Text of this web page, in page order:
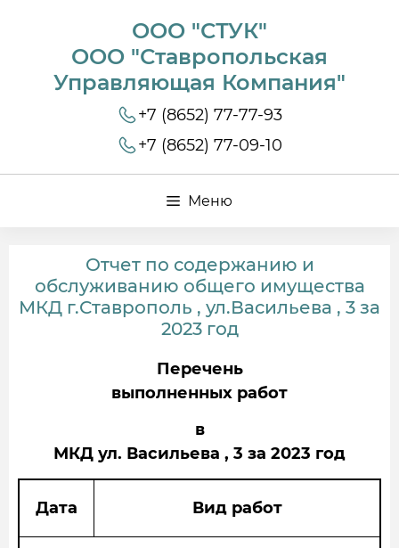
ООО "СТУК"
ООО "Ставропольская
Управляющая Компания"
+7 (8652) 77-77-93
+7 (8652) 77-09-10
Меню
Отчет по содержанию и
обслуживанию общего имущества
МКД г.Ставрополь , ул.Васильева , 3 за
2023 год
Перечень
выполненных работ
в
МКД ул. Васильева , 3 за 2023 год
Дата Вид работ